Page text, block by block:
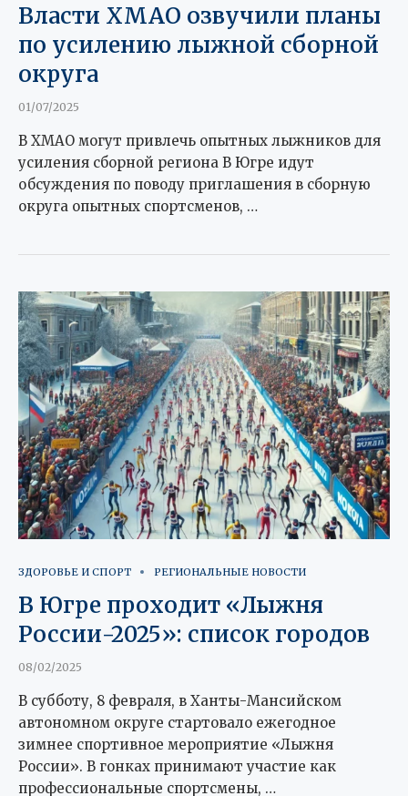
Власти ХМАО озвучили планы
по усилению лыжной сборной
округа
01/07/2025
В ХМАО могут привлечь опытных лыжников для
усиления сборной региона В Югре идут
обсуждения по поводу приглашения в сборную
округа опытных спортсменов, …
ЗДОРОВЬЕ И СПОРТ РЕГИОНАЛЬНЫЕ НОВОСТИ
В Югре проходит «Лыжня
России-2025»: список городов
08/02/2025
В субботу, 8 февраля, в Ханты-Мансийском
автономном округе стартовало ежегодное
зимнее спортивное мероприятие «Лыжня
России». В гонках принимают участие как
профессиональные спортсмены, …